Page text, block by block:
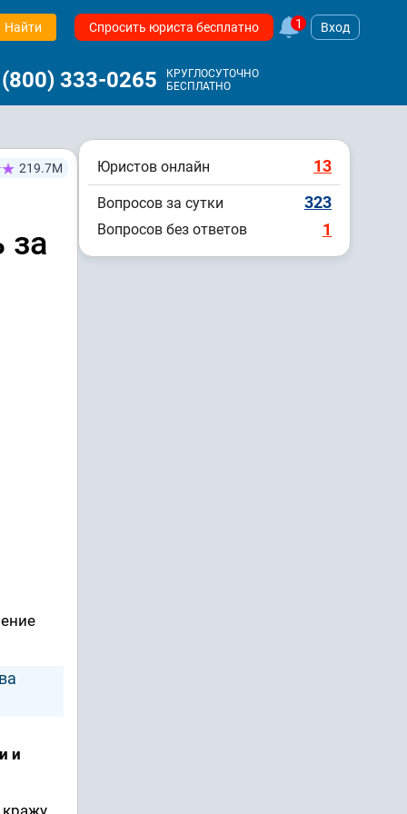
Найти Спросить юриста бесплатно 1 Вход
333-0265
КРУГЛОСУТОЧНО
БЕСПЛАТНО
219.7М
за
и
кражу
Юристов онлайн 13
Вопросов за сутки 323
Вопросов без ответов 1